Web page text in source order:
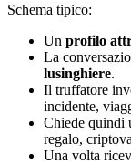
Schema tipico:
Un profilo
La
lusinghiere.
Il truffatore
incidente,
Chiede quindi
regalo,
Una volta